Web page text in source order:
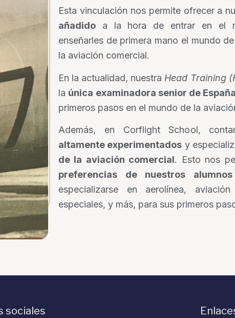
Esta vinculación nos permite ofrecer a
añadido a la hora de entrar en el
enseñarles de primera mano el mundo
la aviación comercial.
En la actualidad, nuestra Head Training
la única examinadora senior de España
primeros pasos en el mundo de la
Además, en Corflight School,
altamente experimentados y
de la aviación comercial. Esto nos
preferencias de nuestros alumnos
especializarse en aerolínea,
especiales, y más, para sus primeros
sociales